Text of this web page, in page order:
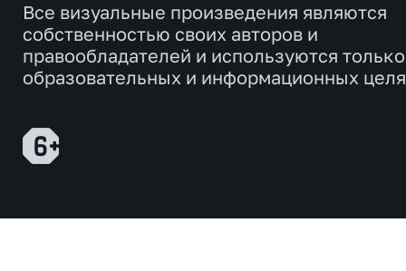
Все визуальные произведения являются
собственностью своих авторов и
правообладателей и используются
образовательных и информационных